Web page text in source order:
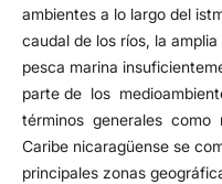
ambientes a lo largo del
caudal de los ríos, la
pesca marina
parte de los
términos generales como
Caribe nicaragüense se
principales zonas